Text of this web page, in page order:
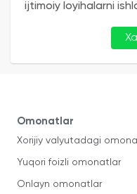
ijtimoiy loyihalarni
Omonatlar
Xorijiy valyutadagi
Yuqori foizli omonatlar
Onlayn omonatlar